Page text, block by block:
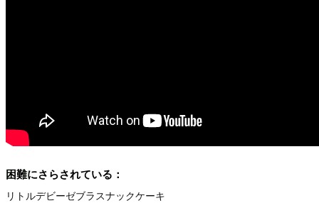
困難にさらされている：
リトルデビーゼブラスナックケーキ